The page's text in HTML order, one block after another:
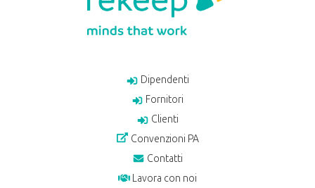
Dipendenti
Fornitori
Clienti
Convenzioni PA
Contatti
Lavora con noi